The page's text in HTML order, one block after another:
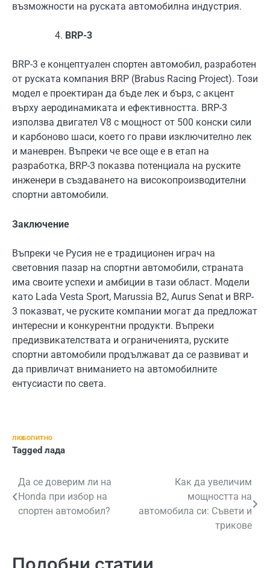
възможности на руската автомобилна индустрия.
BRP-3
BRP-3 е концептуален спортен автомобил, разработен
от руската компания BRP (Brabus Racing Project). Този
модел е проектиран да бъде лек и бърз, с акцент
върху аеродинамиката и ефективността. BRP-3
използва двигател V8 с мощност от 500 конски сили
и карбоново шаси, което го прави изключително лек
и маневрен. Въпреки че все още е в етап на
разработка, BRP-3 показва потенциала на руските
инженери в създаването на високопроизводителни
спортни автомобили.
Заключение
Въпреки че Русия не е традиционен играч на
световния пазар на спортни автомобили, страната
има своите успехи и амбиции в тази област. Модели
като Lada Vesta Sport, Marussia B2, Aurus Senat и BRP-
3 показват, че руските компании могат да предложат
интересни и конкурентни продукти. Въпреки
предизвикателствата и ограниченията, руските
спортни автомобили продължават да се развиват и
да привличат вниманието на автомобилните
ентусиасти по света.
ЛЮБОПИТНО
Tagged лада
Навигация
Да се доверим ли на
Honda при избор на
спортен автомобил?
Как да увеличим
мощността на
автомобила си: Съвети и
трикове